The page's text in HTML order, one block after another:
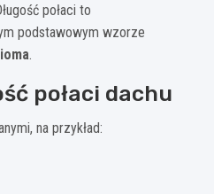
połaci to
podstawowym wzorze
.
połaci dachu
na przykład: